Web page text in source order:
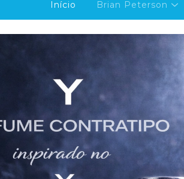
Início Brian Peterson